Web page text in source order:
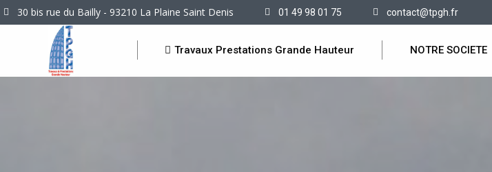
30 bis rue du Bailly - 93210 La Plaine Saint Denis 01 49 98 01 75 contact@tpgh.fr
Travaux Prestations Grande Hauteur NOTRE SOCIETE